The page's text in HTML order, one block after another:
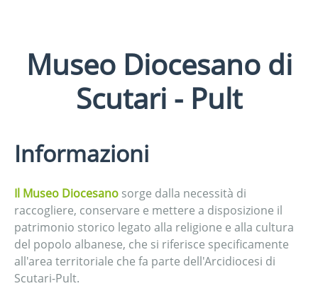
Museo Diocesano di
Scutari - Pult
Informazioni
Il Museo Diocesano sorge dalla necessità di
raccogliere, conservare e mettere a disposizione il
patrimonio storico legato alla religione e alla cultura
del popolo albanese, che si riferisce specificamente
all'area territoriale che fa parte dell'Arcidiocesi di
Scutari-Pult.